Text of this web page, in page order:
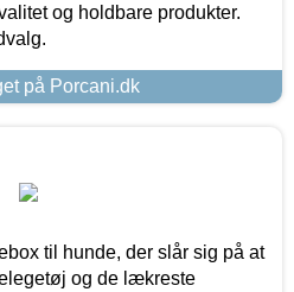
og holdbare produkter.
på Porcani.dk
til hunde, der slår sig på at
og de lækreste